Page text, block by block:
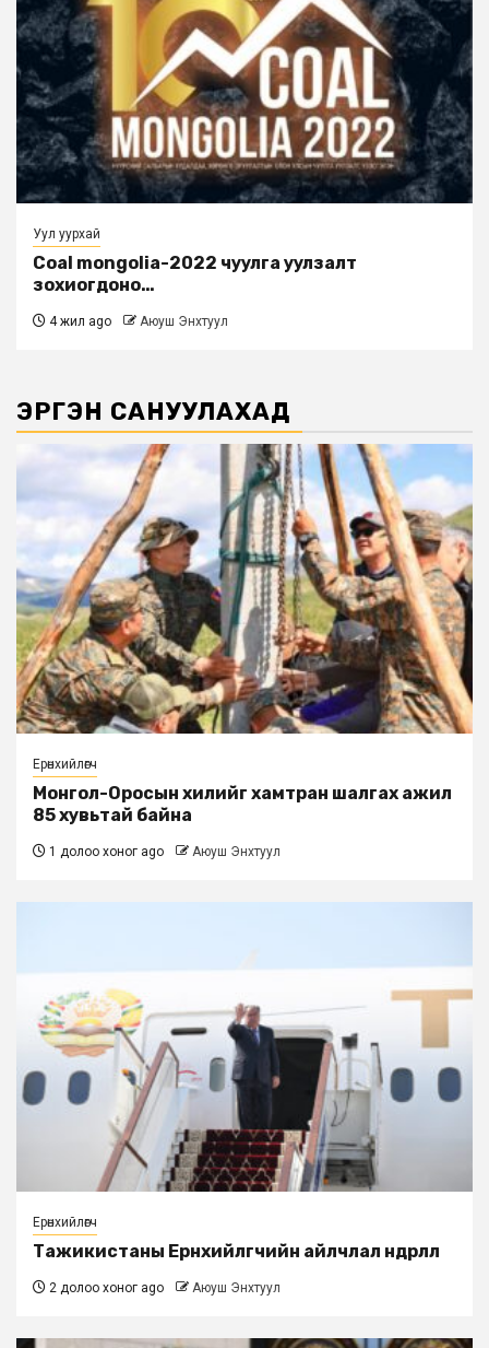
Уул уурхай
Coal mongolia-2022 чуулга уулзалт
зохиогдоно…
4 жил ago Аюуш Энхтуул
ЭРГЭН САНУУЛАХАД
Ерөнхийлөгч
Монгол-Оросын хилийг хамтран шалгах ажил
85 хувьтай байна
1 долоо хоног ago Аюуш Энхтуул
Ерөнхийлөгч
Тажикистаны Ерөнхийлөгчийн айлчлал өндөрлөлөө
2 долоо хоног ago Аюуш Энхтуул